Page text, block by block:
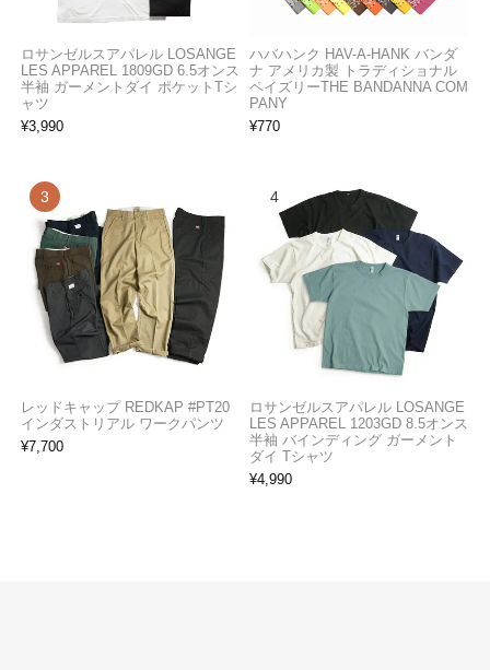
ロサンゼルスアパレル LOSANGE
LES APPAREL 1809GD 6.5オンス
半袖 ガーメントダイ ポケットTシ
ャツ
¥3,990
ハバハンク HAV-A-HANK バンダ
ナ アメリカ製 トラディショナル
ペイズリーTHE BANDANNA COM
PANY
¥770
レッドキャップ REDKAP #PT20
インダストリアル ワークパンツ
¥7,700
ロサンゼルスアパレル LOSANGE
LES APPAREL 1203GD 8.5オンス
半袖 バインディング ガーメント
ダイ Tシャツ
¥4,990